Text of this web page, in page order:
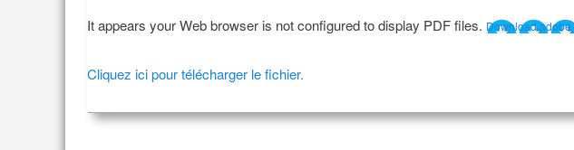
It appears your Web browser is not configured to display PDF files. Download adobe
Cliquez ici pour télécharger le fichier.